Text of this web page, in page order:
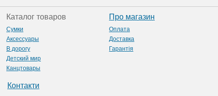
Каталог товаров
Сумки
Аксессуары
В дорогу
Детский мир
Канцтовары
Про магазин
Оплата
Доставка
Гарантія
Контакти